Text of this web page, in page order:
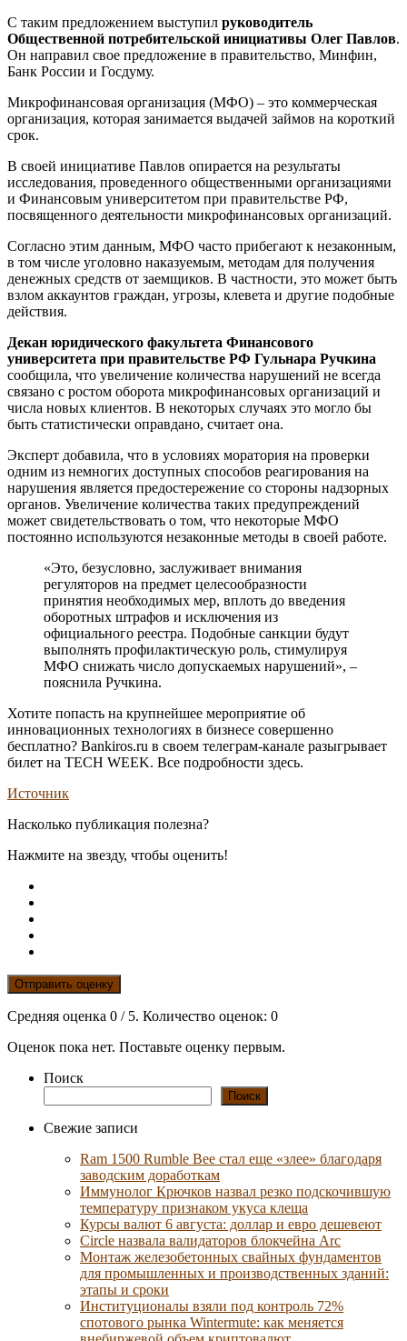
С таким предложением выступил руководитель
Общественной потребительской инициативы Олег Павлов.
Он направил свое предложение в правительство, Минфин,
Банк России и Госдуму.
Микрофинансовая организация (МФО) – это коммерческая
организация, которая занимается выдачей займов на короткий
срок.
В своей инициативе Павлов опирается на результаты
исследования, проведенного общественными организациями
и Финансовым университетом при правительстве РФ,
посвященного деятельности микрофинансовых организаций.
Согласно этим данным, МФО часто прибегают к незаконным,
в том числе уголовно наказуемым, методам для получения
денежных средств от заемщиков. В частности, это может быть
взлом аккаунтов граждан, угрозы, клевета и другие подобные
действия.
Декан юридического факультета Финансового
университета при правительстве РФ Гульнара Ручкина
сообщила, что увеличение количества нарушений не всегда
связано с ростом оборота микрофинансовых организаций и
числа новых клиентов. В некоторых случаях это могло бы
быть статистически оправдано, считает она.
Эксперт добавила, что в условиях моратория на проверки
одним из немногих доступных способов реагирования на
нарушения является предостережение со стороны надзорных
органов. Увеличение количества таких предупреждений
может свидетельствовать о том, что некоторые МФО
постоянно используются незаконные методы в своей работе.
«Это, безусловно, заслуживает внимания
регуляторов на предмет целесообразности
принятия необходимых мер, вплоть до введения
оборотных штрафов и исключения из
официального реестра. Подобные санкции будут
выполнять профилактическую роль, стимулируя
МФО снижать число допускаемых нарушений», –
пояснила Ручкина.
Хотите попасть на крупнейшее мероприятие об
инновационных технологиях в бизнесе совершенно
бесплатно? Bankiros.ru в своем телеграм-канале разыгрывает
билет на TECH WEEK. Все подробности здесь.
Источник
Насколько публикация полезна?
Нажмите на звезду, чтобы оценить!
Отправить оценку
Средняя оценка 0 / 5. Количество оценок: 0
Оценок пока нет. Поставьте оценку первым.
Поиск
Поиск
Свежие записи
Ram 1500 Rumble Bee стал еще «злее» благодаря
заводским доработкам
Иммунолог Крючков назвал резко подскочившую
температуру признаком укуса клеща
Курсы валют 6 августа: доллар и евро дешевеют
Circle назвала валидаторов блокчейна Arc
Монтаж железобетонных свайных фундаментов
для промышленных и производственных зданий:
этапы и сроки
Институционалы взяли под контроль 72%
спотового рынка Wintermute: как меняется